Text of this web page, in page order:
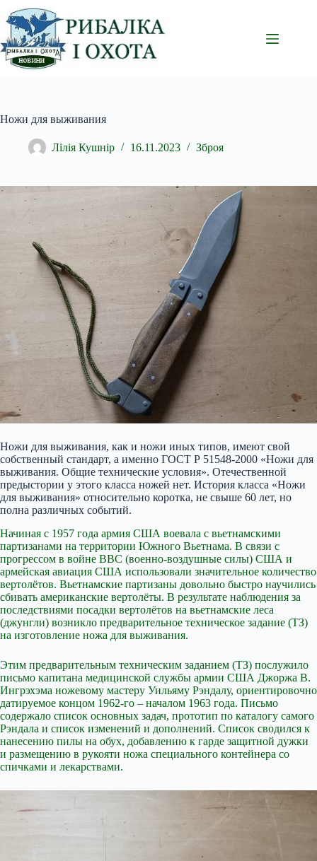
Перейти
до
вмісту
Ножи для выживания
Лілія Кушнір 16.11.2023 Зброя
Ножи для выживания, как и ножи иных типов, имеют свой
собственный стандарт, а именно ГОСТ Р 51548-2000 «Ножи для
выживания. Общие технические условия». Отечественной
предыстории у этого класса ножей нет. История класса «Ножи
для выживания» относительно коротка, не свыше 60 лет, но
полна различных событий.
Начиная с 1957 года армия США воевала с вьетнамскими
партизанами на территории Южного Вьетнама. В связи с
прогрессом в войне ВВС (военно-воздушные силы) США и
армейская авиация США использовали значительное количество
вертолётов. Вьетнамские партизаны довольно быстро научились
сбивать американские вертолёты. В результате наблюдения за
последствиями посадки вертолётов на вьетнамские леса
(джунгли) возникло предварительное техническое задание (ТЗ)
на изготовление ножа для выживания.
Этим предварительным техническим заданием (ТЗ) послужило
письмо капитана медицинской службы армии США Джоржа В.
Ингрэхэма ножевому мастеру Уильяму Рэндалу, ориентировочно
датируемое концом 1962-го – началом 1963 года. Письмо
содержало список основных задач, прототип по каталогу самого
Рэндала и список изменений и дополнений. Список сводился к
нанесению пилы на обух, добавлению к гарде защитной дужки
и размещению в рукояти ножа специального контейнера со
спичками и лекарствами.